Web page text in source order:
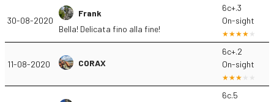
30-08-2020
Frank
Bella! Delicata fino alla fine!
6c+.3
On-sight
11-08-2020 CORAX
6c+.2
On-sight
6c.5